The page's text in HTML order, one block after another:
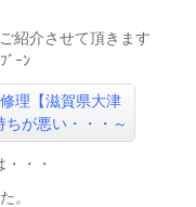
紹介させて頂きます
ﾞｰﾝ
理【滋賀県大津
が悪い・・・ ～
・・
。